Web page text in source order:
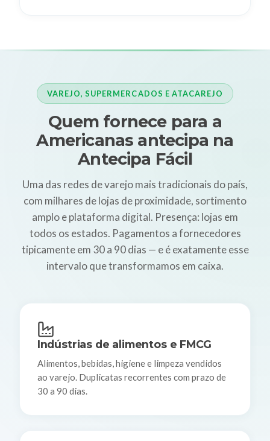
VAREJO, SUPERMERCADOS E ATACAREJO
Quem fornece para a
Americanas antecipa na
Antecipa Fácil
Uma das redes de varejo mais tradicionais do país,
com milhares de lojas de proximidade, sortimento
amplo e plataforma digital. Presença: lojas em
todos os estados. Pagamentos a fornecedores
tipicamente em 30 a 90 dias — e é exatamente esse
intervalo que transformamos em caixa.
Indústrias de alimentos e FMCG
Alimentos, bebidas, higiene e limpeza vendidos
ao varejo. Duplicatas recorrentes com prazo de
30 a 90 dias.